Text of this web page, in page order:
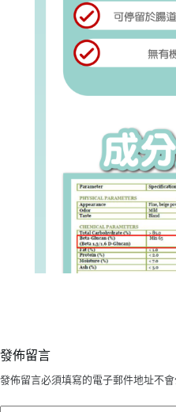
發佈留言
發佈留言必須填寫的電子郵件地址不會